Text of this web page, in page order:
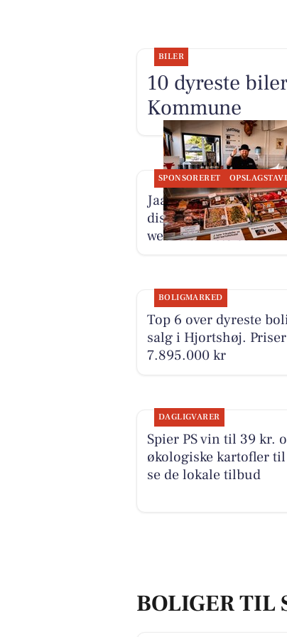
BILER
10 dyreste
Kommune
SPONSORERET
Jaataak Slagteren har
disken med gode
weekendfristelser
BOLIGMARKED
Top 6 over dyreste
salg i Hjortshøj.
7.895.000 kr
DAGLIGVARER
Spier PS vin til 39 kr.
økologiske kartofler
se de lokale tilbud
BOLIGER TIL